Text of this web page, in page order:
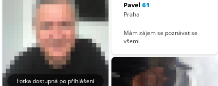
Fotka dostupná po přihlášení
Pavel 61
Praha
Mám zájem se poznávat se
všemi